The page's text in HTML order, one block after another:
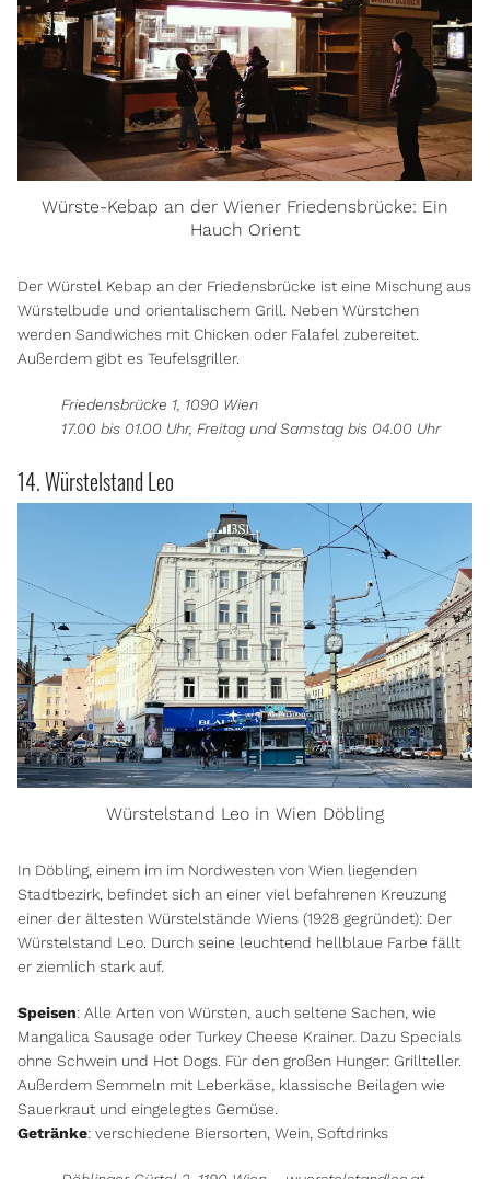
Würste-Kebap an der Wiener Friedensbrücke: Ein
Hauch Orient
Der Würstel Kebap an der Friedensbrücke ist eine Mischung aus
Würstelbude und orientalischem Grill. Neben Würstchen
werden Sandwiches mit Chicken oder Falafel zubereitet.
Außerdem gibt es Teufelsgriller.
Friedensbrücke 1, 1090 Wien
17.00 bis 01.00 Uhr, Freitag und Samstag bis 04.00 Uhr
14. Würstelstand Leo
Würstelstand Leo in Wien Döbling
In Döbling, einem im im Nordwesten von Wien liegenden
Stadtbezirk, befindet sich an einer viel befahrenen Kreuzung
einer der ältesten Würstelstände Wiens (1928 gegründet): Der
Würstelstand Leo. Durch seine leuchtend hellblaue Farbe fällt
er ziemlich stark auf.
Speisen: Alle Arten von Würsten, auch seltene Sachen, wie
Mangalica Sausage oder Turkey Cheese Krainer. Dazu Specials
ohne Schwein und Hot Dogs. Für den großen Hunger: Grillteller.
Außerdem Semmeln mit Leberkäse, klassische Beilagen wie
Sauerkraut und eingelegtes Gemüse.
Getränke: verschiedene Biersorten, Wein, Softdrinks